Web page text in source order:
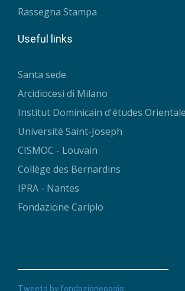
Rassegna Stampa
Useful links
Santa sede
Arcidiocesi di Milano
Institut Dominicain d'études
Université Saint-Joseph
CISMOC - Louvain
Collège des Bernardins
IPRA - Nantes
Fondazione Cariplo
Tweets by fondazioneoasis